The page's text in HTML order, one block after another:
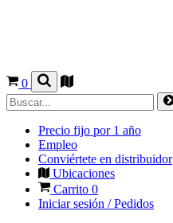
0
Precio fijo por 1 año
Empleo
Conviértete en distribuidor
Ubicaciones
Carrito 0
Iniciar sesión / Pedidos